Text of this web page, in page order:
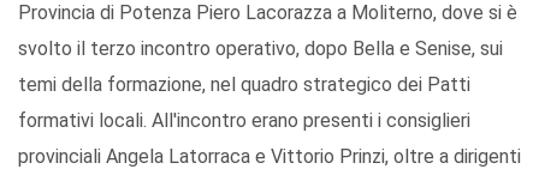
Provincia di Potenza Piero Lacorazza a Moliterno, dove si è
svolto il terzo incontro operativo, dopo Bella e Senise, sui
temi della formazione, nel quadro strategico dei Patti
formativi locali. All'incontro erano presenti i consiglieri
provinciali Angela Latorraca e Vittorio Prinzi, oltre a dirigenti